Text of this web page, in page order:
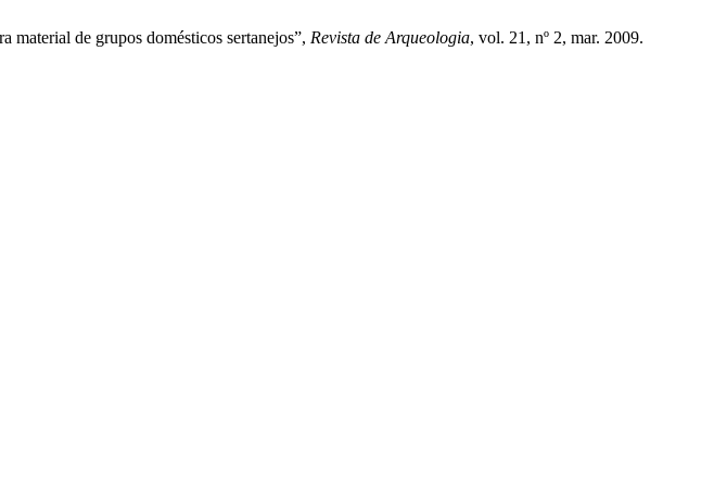
material de grupos domésticos sertanejos”, Revista de Arqueologia, vol. 21, nº 2, mar. 2009.